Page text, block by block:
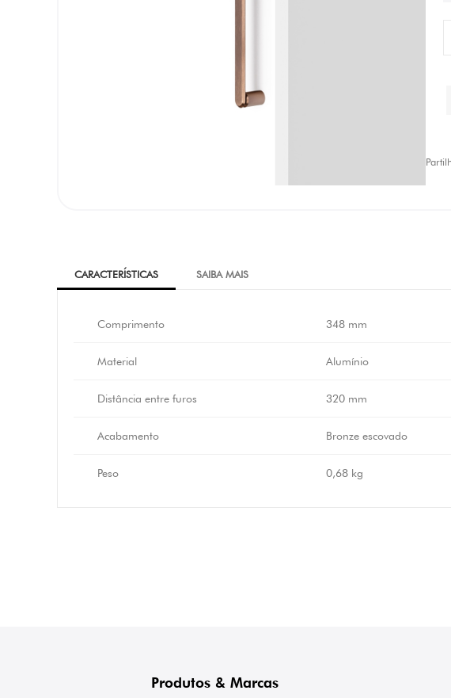
CARACTERÍSTICAS SAIBA MAIS
Comprimento 348 mm
Material Alumínio
Distância entre furos 320 mm
Acabamento Bronze escovado
Peso 0,68 kg
Produtos & Marcas